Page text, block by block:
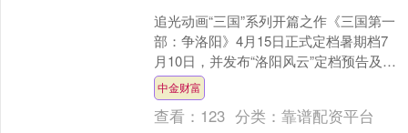
追光动画“三国”系列开篇之作《三国第一
部：争洛阳》4月15日正式定档暑期档7
月10日，并发布“洛阳风云”定档预告及定
档海报。作为经典IP的动画演绎，影片秉
持“尊....
中金财富
查看： 123 分类：靠谱配资平台